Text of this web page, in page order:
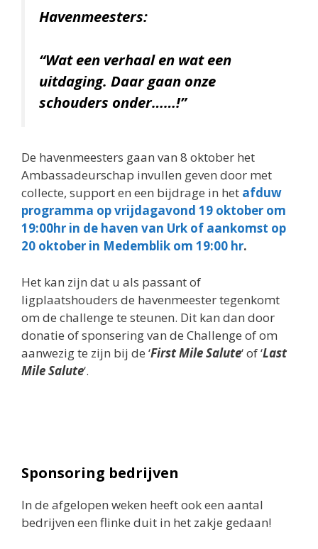
Havenmeesters:
“Wat een verhaal en wat een
uitdaging. Daar gaan onze
schouders onder……!”
De havenmeesters gaan van 8 oktober het
Ambassadeurschap invullen geven door met
collecte, support en een bijdrage in het afduw
programma op vrijdagavond 19 oktober om
19:00hr in de haven van Urk of aankomst op
20 oktober in Medemblik om 19:00 hr.
Het kan zijn dat u als passant of
ligplaatshouders de havenmeester tegenkomt
om de challenge te steunen. Dit kan dan door
donatie of sponsering van de Challenge of om
aanwezig te zijn bij de ‘First Mile Salute‘ of ‘Last
Mile Salute‘.
Sponsoring bedrijven
In de afgelopen weken heeft ook een aantal
bedrijven een flinke duit in het zakje gedaan!